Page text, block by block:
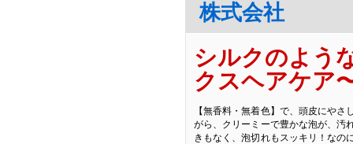
株式会社
シルクのよう
クスヘアケア
【無香料・無着色】で、頭皮にやさ
がら、クリーミーで豊かな泡が、汚
きもなく、泡切れもスッキリ！なの